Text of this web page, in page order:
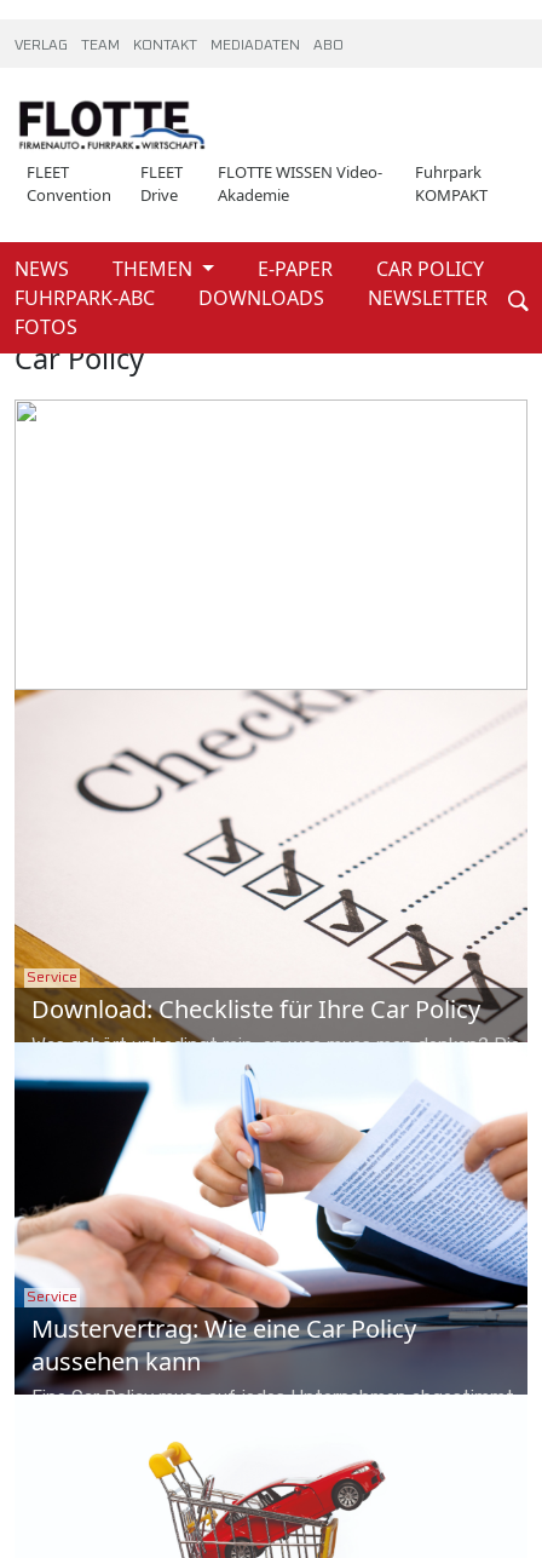
VERLAG TEAM KONTAKT MEDIADATEN ABO
FLEET
Convention
FLEET
Drive
FLOTTE WISSEN Video-
Akademie
Fuhrpark
KOMPAKT
NEWS THEMEN E-PAPER
CAR POLICY
FUHRPARK-ABC
DOWNLOADS
NEWSLETTER
FOTOS
Weiter
Home
Car Policy
Service
Download: Checkliste für Ihre Car Policy
Was gehört unbedingt rein, an was muss man denken? Die
FLOTTE-Checkliste für Ihre Car Policy zum Download.
Service
Mustervertrag: Wie eine Car Policy
aussehen kann
Eine Car Policy muss auf jedes Unternehmen abgestimmt